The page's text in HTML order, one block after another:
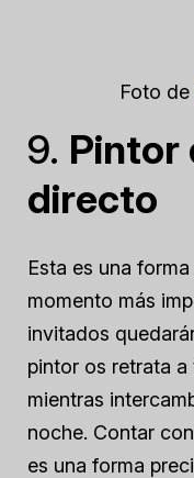
Foto de
9. Pintor
directo
Esta es una
momento más
invitados
pintor os retrata
mientras
noche. Contar
es una forma